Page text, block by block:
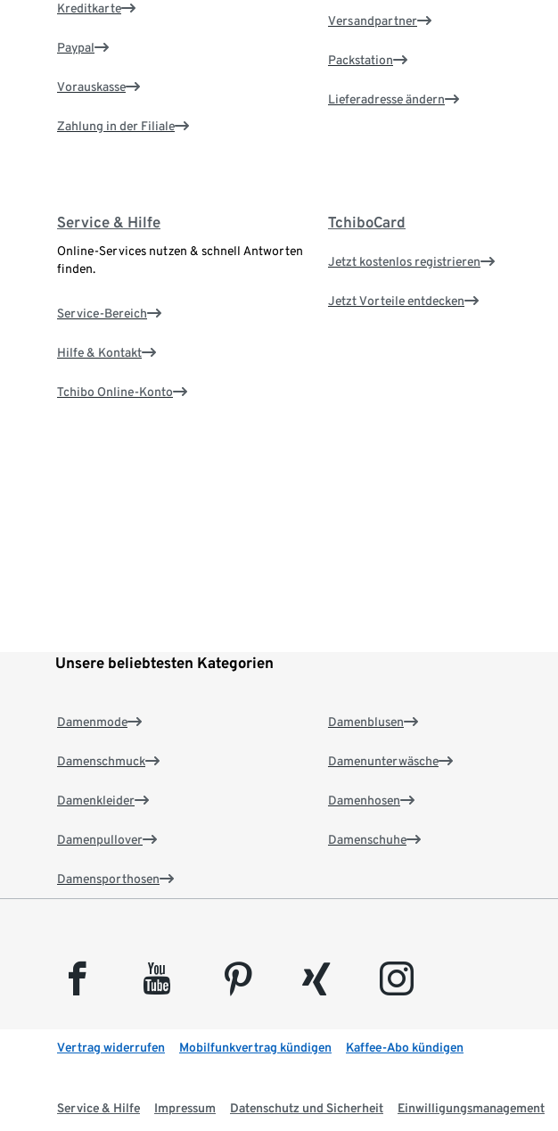
Kreditkarte
Paypal
Vorauskasse
Zahlung in der Filiale
Versandpartner
Packstation
Lieferadresse ändern
Service & Hilfe
Online-Services nutzen & schnell Antworten
finden.
Service-Bereich
Hilfe & Kontakt
Tchibo Online-Konto
TchiboCard
Jetzt kostenlos registrieren
Jetzt Vorteile entdecken
Unsere beliebtesten Kategorien
Damenmode
Damenschmuck
Damenkleider
Damenpullover
Damensporthosen
Damenblusen
Damenunterwäsche
Damenhosen
Damenschuhe
facebook youtube pinterest xing instagram
Vertrag widerrufen Mobilfunkvertrag kündigen Kaffee-Abo kündigen
Service & Hilfe Impressum Datenschutz und Sicherheit Einwilligungsmanagement